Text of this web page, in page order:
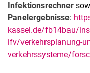
Infektionsrechner
Panelergebnisse:
kassel.de/fb14bau/
ifv/verkehrsplanung-
verkehrssysteme/